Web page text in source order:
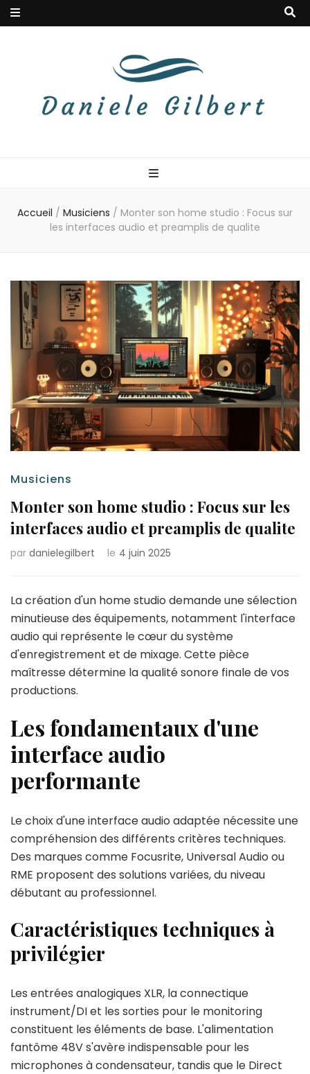
Accueil / Musiciens / Monter son home studio : Focus sur
les interfaces audio et preamplis de qualite
Musiciens
Monter son home studio : Focus sur les
interfaces audio et preamplis de qualite
par danielegilbert le 4 juin 2025
La création d'un home studio demande une sélection
minutieuse des équipements, notamment l'interface
audio qui représente le cœur du système
d'enregistrement et de mixage. Cette pièce
maîtresse détermine la qualité sonore finale de vos
productions.
Les fondamentaux d'une
interface audio
performante
Le choix d'une interface audio adaptée nécessite une
compréhension des différents critères techniques.
Des marques comme Focusrite, Universal Audio ou
RME proposent des solutions variées, du niveau
débutant au professionnel.
Caractéristiques techniques à
privilégier
Les entrées analogiques XLR, la connectique
instrument/DI et les sorties pour le monitoring
constituent les éléments de base. L'alimentation
fantôme 48V s'avère indispensable pour les
microphones à condensateur, tandis que le Direct